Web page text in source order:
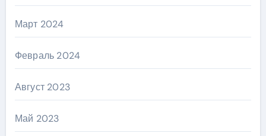
Март 2024
Февраль 2024
Август 2023
Май 2023